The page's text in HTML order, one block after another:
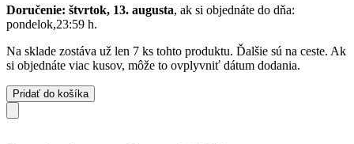
Doručenie: štvrtok, 13. augusta, ak si objednáte do dňa:
pondelok,23:59 h.
Na sklade zostáva už len 7 ks tohto produktu. Ďalšie sú na ceste. Ak
si objednáte viac kusov, môže to ovplyvniť dátum dodania.
Pridať do košíka